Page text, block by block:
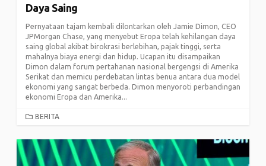
Daya Saing
Pernyataan tajam kembali dilontarkan oleh Jamie Dimon, CEO
JPMorgan Chase, yang menyebut Eropa telah kehilangan daya
saing global akibat birokrasi berlebihan, pajak tinggi, serta
mahalnya biaya energi dan hidup. Ucapan itu disampaikan
Dimon dalam forum pertahanan nasional bergengsi di Amerika
Serikat dan memicu perdebatan lintas benua antara dua model
ekonomi yang sangat berbeda. Dimon menyoroti perbandingan
ekonomi Eropa dan Amerika...
CATEGORIES
BERITA